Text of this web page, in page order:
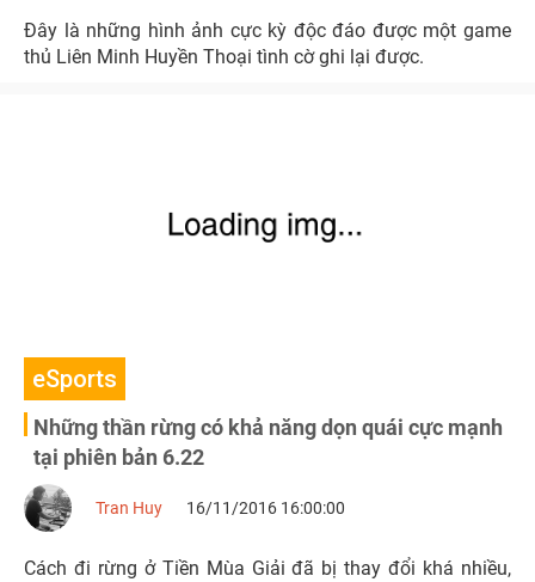
Đây là những hình ảnh cực kỳ độc đáo được một game
thủ Liên Minh Huyền Thoại tình cờ ghi lại được.
eSports
Những thần rừng có khả năng dọn quái cực mạnh
tại phiên bản 6.22
Tran Huy 16/11/2016 16:00:00
Cách đi rừng ở Tiền Mùa Giải đã bị thay đổi khá nhiều,